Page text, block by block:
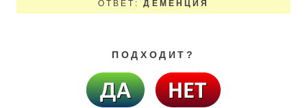
ОТВЕТ:ДЕМЕНЦИЯ
ПОДХОДИТ?